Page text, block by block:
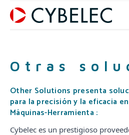
Otras
Other Solutions presenta
para la precisión y la eficacia
Máquinas-Herramienta :
Cybelec es un prestigioso